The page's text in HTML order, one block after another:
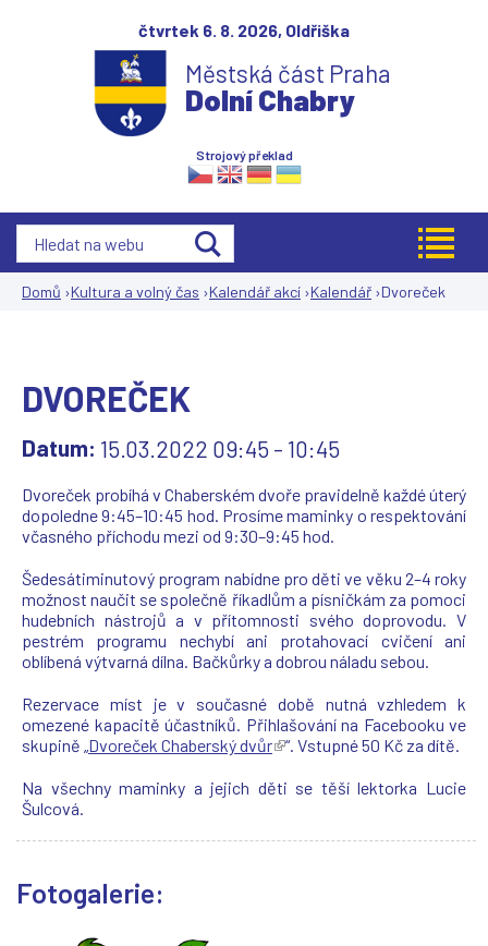
čtvrtek 6. 8. 2026, Oldřiška
Městská část Praha
Dolní Chabry
Strojový překlad
Domů ›Kultura a volný čas ›Kalendář akcí ›Kalendář ›Dvoreček
DVOREČEK
Datum: 15.03.2022 09:45 - 10:45
Dvoreček probíhá v Chaberském dvoře pravidelně každé úterý
dopoledne 9:45–10:45 hod. Prosíme maminky o respektování
včasného příchodu mezi od 9:30–9:45 hod.
Šedesátiminutový program nabídne pro děti ve věku 2–4 roky
možnost naučit se společně říkadlům a písničkám za pomoci
hudebních nástrojů a v přítomnosti svého doprovodu. V
pestrém programu nechybí ani protahovací cvičení ani
oblíbená výtvarná dílna. Bačkůrky a dobrou náladu sebou.
Rezervace míst je v současné době nutná vzhledem k
omezené kapacitě účastníků. Přihlašování na Facebooku ve
skupině „Dvoreček Chaberský dvůr(
e
o
“. Vstupné 50 Kč za dítě.
Na všechny maminky a jejich děti se těší lektorka Lucie
Šulcová.
Fotogalerie: